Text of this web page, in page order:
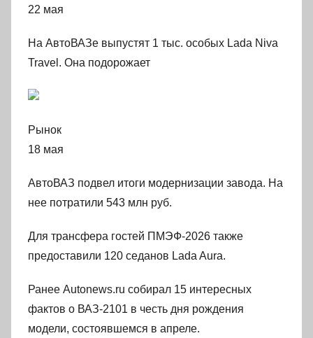
22 мая
На АвтоВАЗе выпустят 1 тыс. особых Lada Niva
Travel. Она подорожает
Рынок
18 мая
АвтоВАЗ подвел итоги модернизации завода. На
нее потратили 543 млн руб.
Для трансфера гостей ПМЭФ-2026 также
предоставили 120 седанов Lada Aura.
Ранее Autonews.ru собирал 15 интересных
фактов о ВАЗ-2101 в честь дня рождения
модели, состоявшемся в апреле.